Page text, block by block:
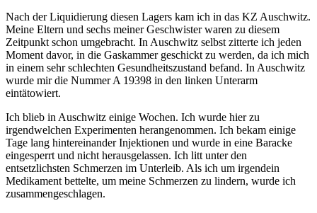
Nach der Liquidierung diesen Lagers kam ich in das KZ Auschwitz.
Meine Eltern und sechs meiner Geschwister waren zu diesem
Zeitpunkt schon umgebracht. In Auschwitz selbst zitterte ich jeden
Moment davor, in die Gaskammer geschickt zu werden, da ich mich
in einem sehr schlechten Gesundheitszustand befand. In Auschwitz
wurde mir die Nummer A 19398 in den linken Unterarm
eintätowiert.
Ich blieb in Auschwitz einige Wochen. Ich wurde hier zu
irgendwelchen Experimenten herangenommen. Ich bekam einige
Tage lang hintereinander Injektionen und wurde in eine Baracke
eingesperrt und nicht herausgelassen. Ich litt unter den
entsetzlichsten Schmerzen im Unterleib. Als ich um irgendein
Medikament bettelte, um meine Schmerzen zu lindern, wurde ich
zusammengeschlagen.